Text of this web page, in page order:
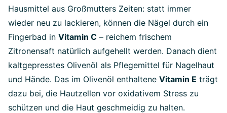
Hausmittel aus Großmutters Zeiten: statt immer
wieder neu zu lackieren, können die Nägel durch ein
Fingerbad in Vitamin C – reichem frischem
Zitronensaft natürlich aufgehellt werden. Danach dient
kaltgepresstes Olivenöl als Pflegemittel für Nagelhaut
und Hände. Das im Olivenöl enthaltene Vitamin E trägt
dazu bei, die Hautzellen vor oxidativem Stress zu
schützen und die Haut geschmeidig zu halten.